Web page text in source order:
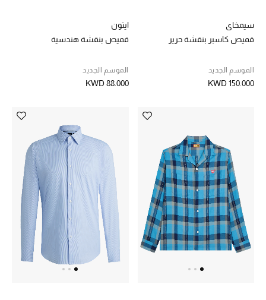
سيمخاي
قميص كاسبر بنقشة حرير
الموسم الجديد
KWD 150.000
ايتون
قميص بنقشة هندسية
الموسم الجديد
KWD 88.000